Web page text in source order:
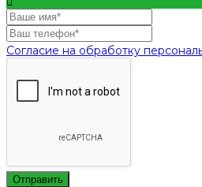
Согласие на обработку
Отправить